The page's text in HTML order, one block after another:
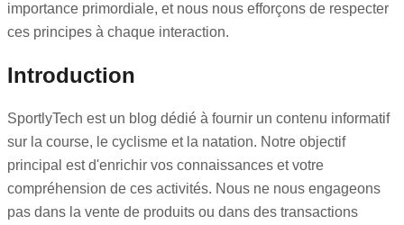
importance primordiale, et nous nous efforçons de respecter
ces principes à chaque interaction.
Introduction
SportlyTech est un blog dédié à fournir un contenu informatif
sur la course, le cyclisme et la natation. Notre objectif
principal est d'enrichir vos connaissances et votre
compréhension de ces activités. Nous ne nous engageons
pas dans la vente de produits ou dans des transactions